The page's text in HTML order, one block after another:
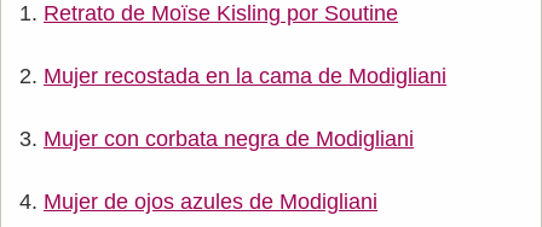
Retrato de Moïse Kisling por Soutine
Mujer recostada en la cama de Modigliani
Mujer con corbata negra de Modigliani
Mujer de ojos azules de Modigliani